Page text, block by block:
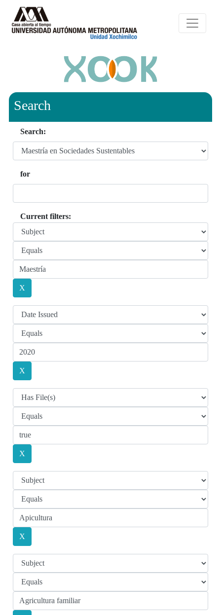
Search
Search:
for
Current filters: